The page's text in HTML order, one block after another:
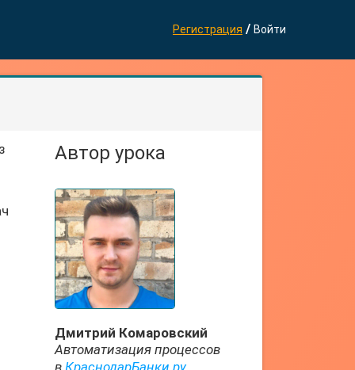
Регистрация / Войти
Автор урока
Дмитрий Комаровский
Автоматизация процессов
в КраснодарБанки.ру